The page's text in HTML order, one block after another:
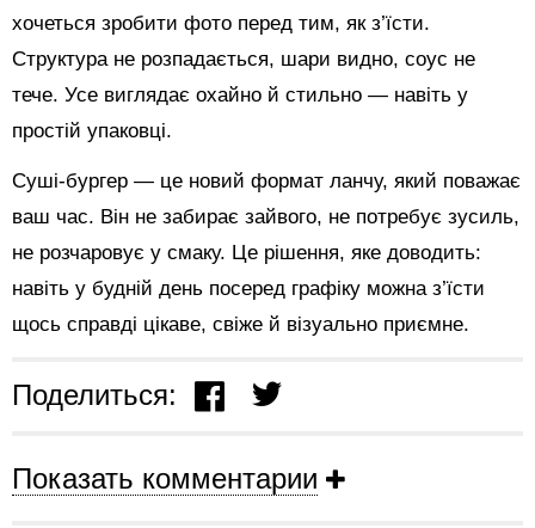
хочеться зробити фото перед тим, як з’їсти.
Структура не розпадається, шари видно, соус не
тече. Усе виглядає охайно й стильно — навіть у
простій упаковці.
Суші-бургер — це новий формат ланчу, який поважає
ваш час. Він не забирає зайвого, не потребує зусиль,
не розчаровує у смаку. Це рішення, яке доводить:
навіть у будній день посеред графіку можна з’їсти
щось справді цікаве, свіже й візуально приємне.
Поделиться:
Показать комментарии